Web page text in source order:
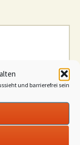
und barrierefrei sein